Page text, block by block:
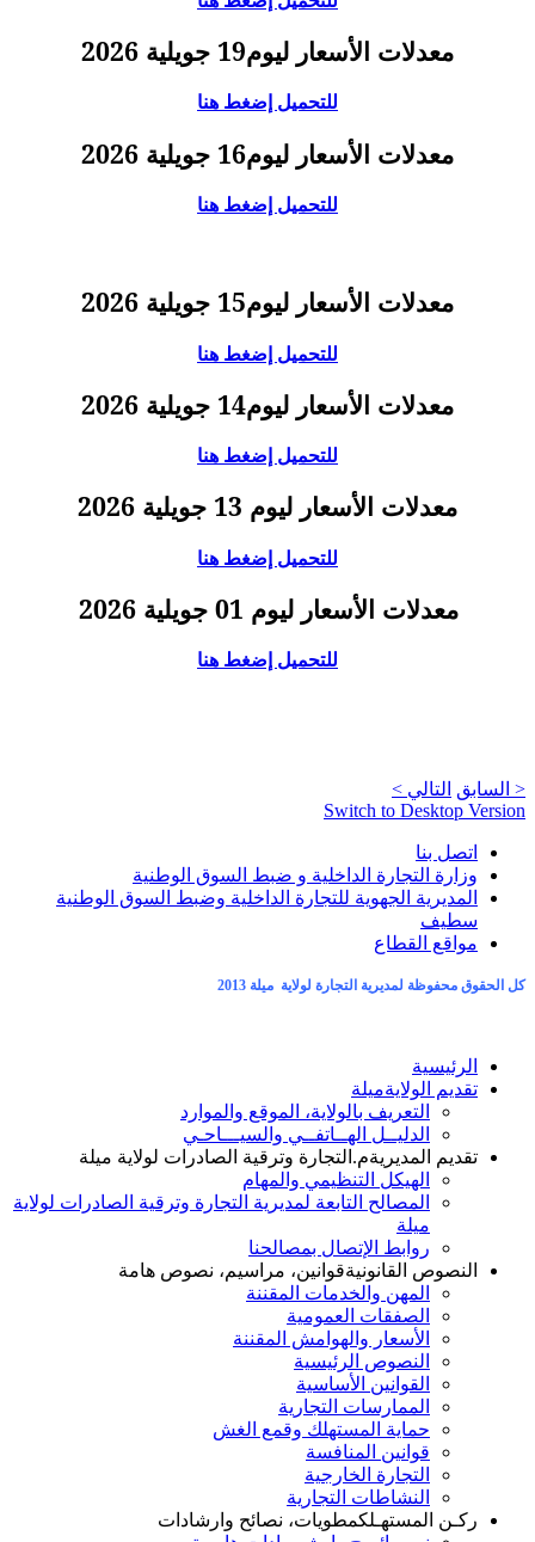
معدلات الأسعار ليوم19 جويلية 2026
للتحميل إضغط هنا
معدلات الأسعار ليوم16 جويلية 2026
للتحميل إضغط هنا
معدلات الأسعار ليوم15 جويلية 2026
للتحميل إضغط هنا
معدلات الأسعار ليوم14 جويلية 2026
للتحميل إضغط هنا
معدلات الأسعار ليوم 13 جويلية 2026
للتحميل إضغط هنا
معدلات الأسعار ليوم 01 جويلية 2026
للتحميل إضغط هنا
< السابق التالي >
Switch to Desktop Version
اتصل بنا
وزارة التجارة الداخلية و ضبط السوق الوطنية
المديرية الجهوية للتجارة الداخلية وضبط السوق الوطنية
سطيف
مواقع القطاع
كل الحقوق محفوظة لمديرية التجارة لولاية ميلة 2013
الرئيسية
تقديم الولايةميلة
التعريف بالولاية، الموقع والموارد
الدليــل الهــاتفــي والسيـــاحـي
تقديم المديريةم.التجارة وترقية الصادرات لولاية ميلة
الهيكل التنظيمي والمهام
المصالح التابعة لمديرية التجارة وترقية الصادرات لولاية
ميلة
روابط الإتصال بمصالحنا
النصوص القانونيةقوانين، مراسيم، نصوص هامة
المهن والخدمات المقننة
الصفقات العمومية
الأسعار والهوامش المقننة
النصوص الرئيسية
القوانين الأساسية
الممارسات التجارية
حماية المستهلك وقمع الغش
قوانين المنافسة
التجارة الخارجية
النشاطات التجارية
ركـن المستهـلكمطويات، نصائح وارشادات